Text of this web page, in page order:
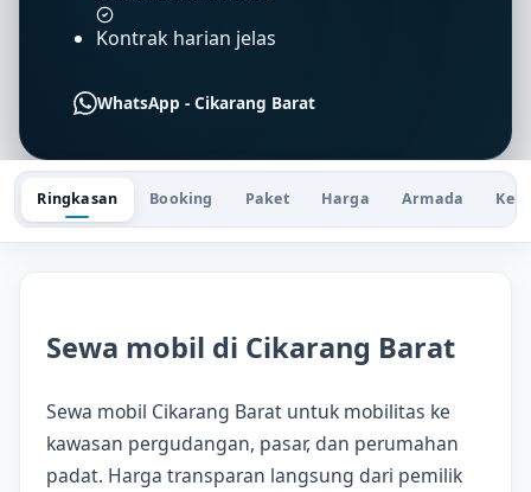
Kontrak harian jelas
WhatsApp - Cikarang Barat
Ringkasan Booking Paket Harga Armada
Sewa mobil di Cikarang Barat
Sewa mobil Cikarang Barat untuk mobilitas ke
kawasan pergudangan, pasar, dan perumahan
padat. Harga transparan langsung dari pemilik